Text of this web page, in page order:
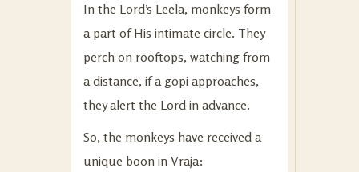
In the Lord’s Leela, monkeys form
a part of His intimate circle. They
perch on rooftops, watching from
a distance, if a gopi approaches,
they alert the Lord in advance.
So, the monkeys have received a
unique boon in Vraja: